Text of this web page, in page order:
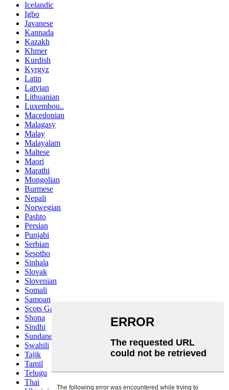
Icelandic
Igbo
Javanese
Kannada
Kazakh
Khmer
Kurdish
Kyrgyz
Latin
Latvian
Lithuanian
Luxembou..
Macedonian
Malagasy
Malay
Malayalam
Maltese
Maori
Marathi
Mongolian
Burmese
Nepali
Norwegian
Pashto
Persian
Punjabi
Serbian
Sesotho
Sinhala
Slovak
Slovenian
Somali
Samoan
Scots Gaelic
Shona
Sindhi
Sundanese
Swahili
Tajik
Tamil
Telugu
Thai